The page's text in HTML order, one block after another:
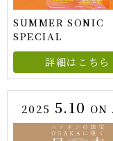
SUMMER SONIC
SPECIAL
詳細はこちら
2025 5.10 ON